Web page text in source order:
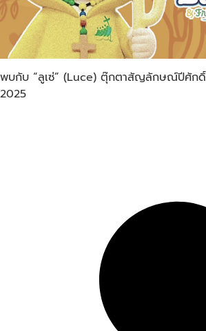
พบกับ “ลูเซ่” (Luce) ตุ๊กตาสัญลักษณ์ปีศัก
2025